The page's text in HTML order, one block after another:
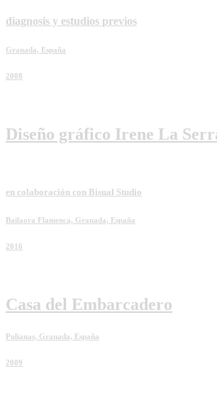
diagnosis y estudios previos
Granada, España
2008
Diseño gráfico Irene La
en colaboración con Bisual Studio
Bailaora Flamenca, Granada, España
2016
Casa del Embarcadero
Pulianas, Granada, España
2009